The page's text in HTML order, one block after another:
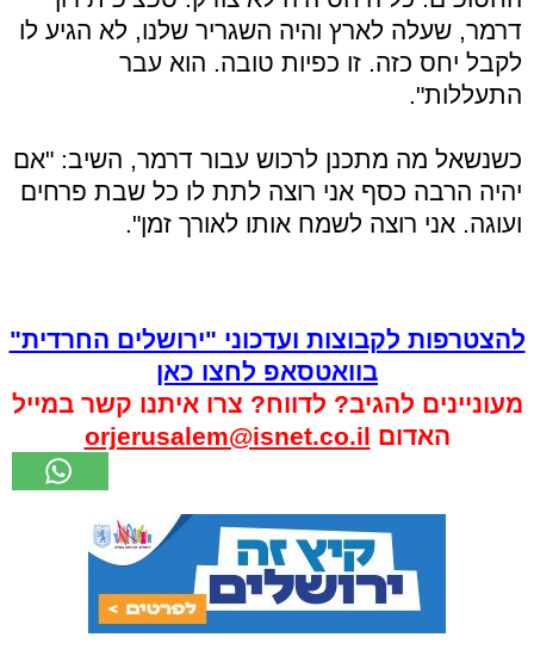
דרמר, שעלה לארץ והיה השגריר שלנו, לא הגיע לו
לקבל יחס כזה. זו כפיות טובה. הוא עבר
התעללות".
כשנשאל מה מתכנן לרכוש עבור דרמר, השיב: "אם
יהיה הרבה כסף אני רוצה לתת לו כל שבת פרחים
ועוגה. אני רוצה לשמח אותו לאורך זמן".
להצטרפות לקבוצות ועדכוני "ירושלים החרדית"
בוואטסאפ לחצו כאן
מעוניינים להגיב? לדווח? צרו איתנו קשר במייל
האדום orjerusalem@isnet.co.il